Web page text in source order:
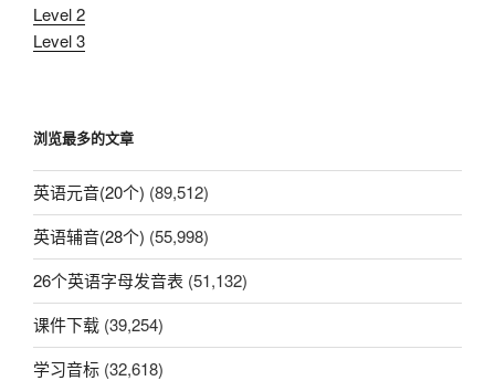
Level 2
Level 3
浏览最多的文章
英语元音(20个) (89,512)
英语辅音(28个) (55,998)
26个英语字母发音表 (51,132)
课件下载 (39,254)
学习音标 (32,618)